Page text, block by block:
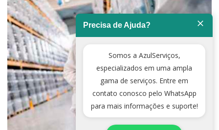
Precisa de Ajuda?
Somos a AzulServiços,
especializados em uma ampla
gama de serviços. Entre em
contato conosco pelo WhatsApp
para mais informações e suporte!